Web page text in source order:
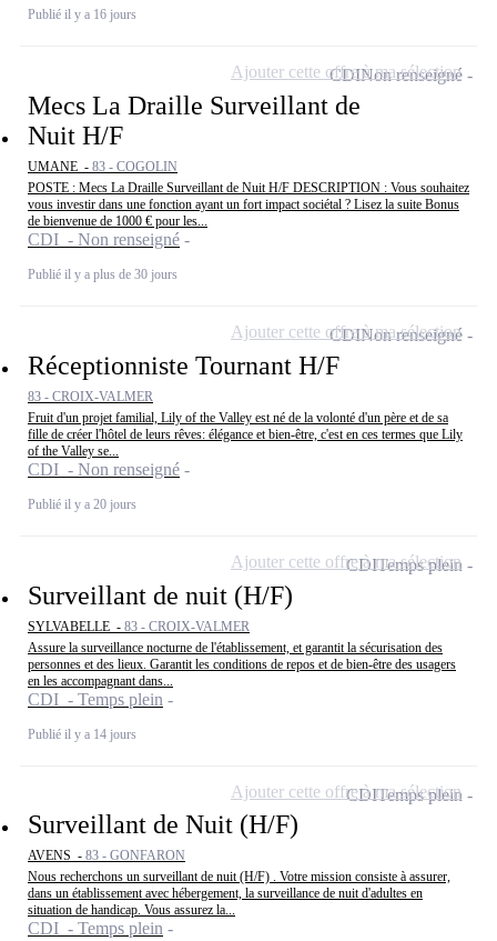
Publié il y a 16 jours
Mecs La Draille Surveillant de
Nuit H/F
UMANE - 83 - COGOLIN
POSTE : Mecs La Draille Surveillant de Nuit H/F DESCRIPTION : Vous souhaitez
vous investir dans une fonction ayant un fort impact sociétal ? Lisez la suite Bonus
de bienvenue de 1000 € pour les...
CDI - Non renseigné
Publié il y a plus de 30 jours
CDINon renseigné
Ajouter cette offre à ma sélection
Réceptionniste Tournant H/F
83 - CROIX-VALMER
Fruit d'un projet familial, Lily of the Valley est né de la volonté d'un père et de sa
fille de créer l'hôtel de leurs rêves: élégance et bien-être, c'est en ces termes que Lily
of the Valley se...
CDI - Non renseigné
Publié il y a 20 jours
CDINon renseigné
Ajouter cette offre à ma sélection
Surveillant de nuit (H/F)
SYLVABELLE - 83 - CROIX-VALMER
Assure la surveillance nocturne de l'établissement, et garantit la sécurisation des
personnes et des lieux. Garantit les conditions de repos et de bien-être des usagers
en les accompagnant dans...
CDI - Temps plein
Publié il y a 14 jours
CDITemps plein
Ajouter cette offre à ma sélection
Surveillant de Nuit (H/F)
AVENS - 83 - GONFARON
Nous recherchons un surveillant de nuit (H/F) . Votre mission consiste à assurer,
dans un établissement avec hébergement, la surveillance de nuit d'adultes en
situation de handicap. Vous assurez la...
CDI - Temps plein
CDITemps plein
Ajouter cette offre à ma sélection